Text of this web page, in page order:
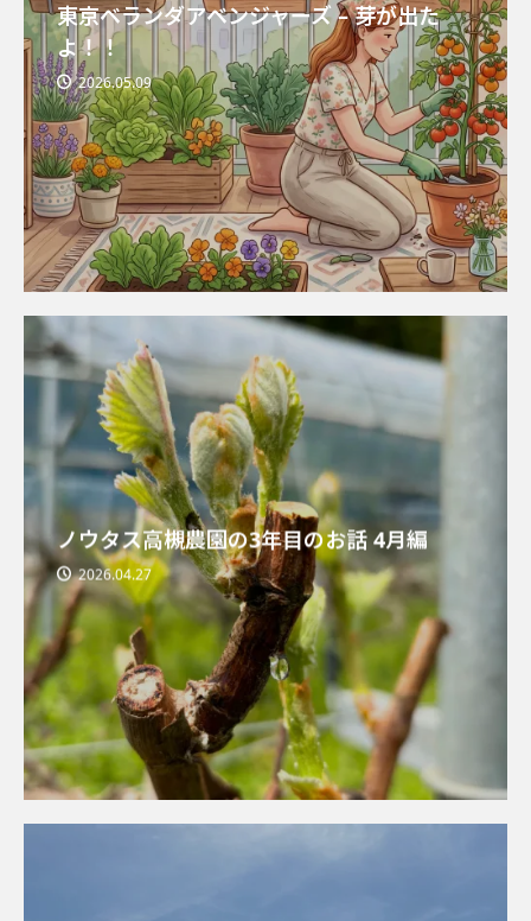
東京ベランダアベンジャーズ – 芽が出た
よ！！
2026.05.09
ノウタス高槻農園の3年目のお話 4月編
2026.04.27